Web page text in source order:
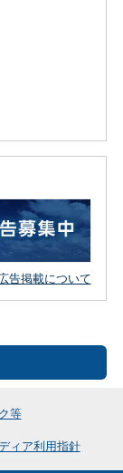
告掲載について
等
ィア利用指針